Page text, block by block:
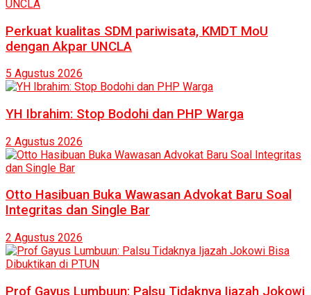
Perkuat kualitas SDM pariwisata, KMDT MoU
dengan Akpar UNCLA
5 Agustus 2026
YH Ibrahim: Stop Bodohi dan PHP Warga
2 Agustus 2026
Otto Hasibuan Buka Wawasan Advokat Baru Soal
Integritas dan Single Bar
2 Agustus 2026
Prof Gayus Lumbuun: Palsu Tidaknya Ijazah Jokowi